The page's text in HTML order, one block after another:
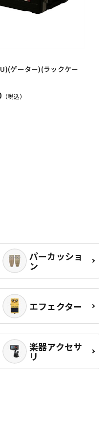
ゲーター)(ラックケー
（税込）
パーカッショ
ン
エフェクター
楽器アクセサ
リ